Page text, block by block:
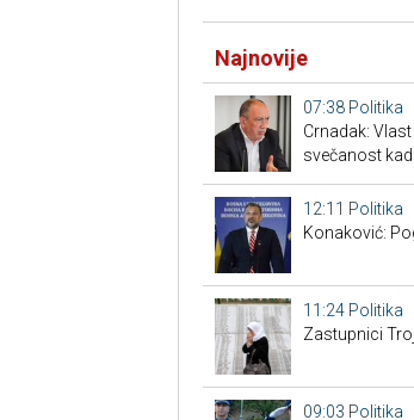
Najnovije
07:38 Politika
Crnadak:
svečanost
12:11 Politika
Konaković:
11:24 Politika
Zastupnici
09:03 Politika